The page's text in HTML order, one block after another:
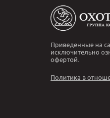
Приведенные на
исключительно
офертой.
Политика в